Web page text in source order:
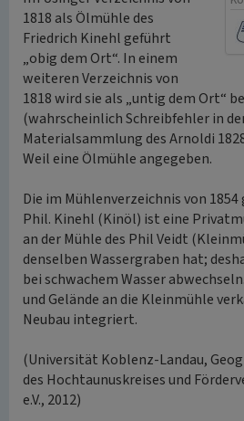
1818 als Ölmühle des
Friedrich Kinehl geführt
„obig dem Ort“. In einem
weiteren Verzeichnis von
1818 wird sie als „untig dem Ort“
(wahrscheinlich Schreibfehler in
Materialsammlung des Arnoldi
Weil eine Ölmühle angegeben.
Die im Mühlenverzeichnis von
Phil. Kinehl (Kinöl) ist eine
an der Mühle des Phil Veidt
denselben Wassergraben hat;
bei schwachem Wasser
und Gelände an die Kleinmühle
Neubau integriert.
(Universität Koblenz-Landau,
des Hochtaunuskreises und
e.V., 2012)